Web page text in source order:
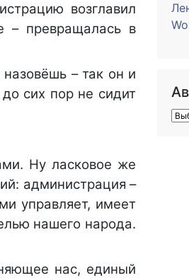
возглавил
– превращалась в
– так он и
сих пор не сидит
Ну ласковое же
администрация –
управляет, имеет
нашего народа.
нас, единый